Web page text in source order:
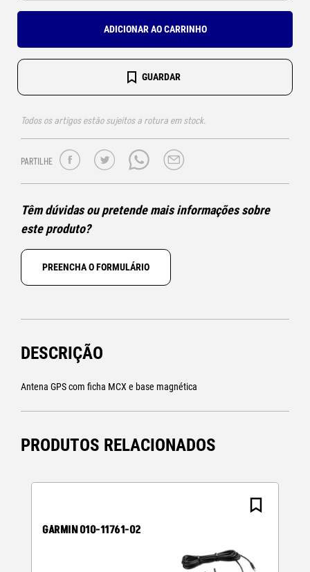
ADICIONAR AO CARRINHO
GUARDAR
Todos os artigos estão sujeitos a rotura em stock.
PARTILHE
Têm dúvidas ou pretende mais informações sobre
este produto?
PREENCHA O FORMULÁRIO
DESCRIÇÃO
Antena GPS com ficha MCX e base magnética
PRODUTOS RELACIONADOS
GARMIN 010-11761-02